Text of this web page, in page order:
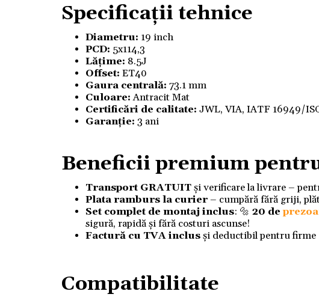
Specificații tehnice
Diametru: 19 inch
PCD: 5x114,3
Lățime: 8.5J
Offset: ET40
Gaura centrală: 73.1 mm
Culoare:Antracit Mat
Certificări de calitate: JWL, VIA, IATF 16949/
Garanție: 3 ani
Beneficii premium
Transport GRATUITși verificare la livrare –
Plata ramburs la curier– cumpără fără griji,
Set complet de montaj inclus: 🔩 20 de
sigură, rapidă și fără costuri ascunse!
Factură cu TVA inclusși deductibil pentru firme
Compatibilitate